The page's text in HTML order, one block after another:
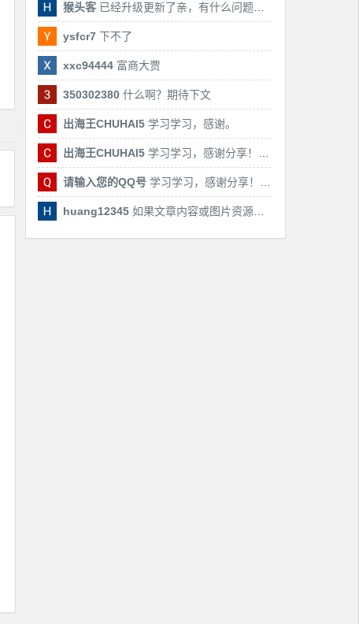
猴头客已经升级更新了亲，有什么问题随时联系我！
ysfcr7下不了
xxc94444富商大贾
350302380什么啊？期待下文
出海王CHUHAI5学习学习，感谢。
出海王CHUHAI5学习学习，感谢分享！！！
请输入您的QQ号学习学习，感谢分享！！！
huang12345如果文章内容或图片资源失效，请留言反馈，我